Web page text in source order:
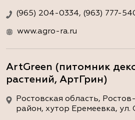
(965) 204-0334, (963) 777-
www.agro-ra.ru
ArtGreen (питомник
растений, АртГрин)
Ростовская область,
район, хутор Еремеевка, ул.